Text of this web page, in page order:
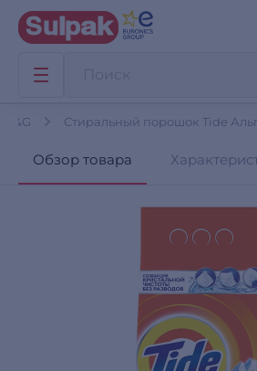
Стиральный порошок Tide
Обзор товара